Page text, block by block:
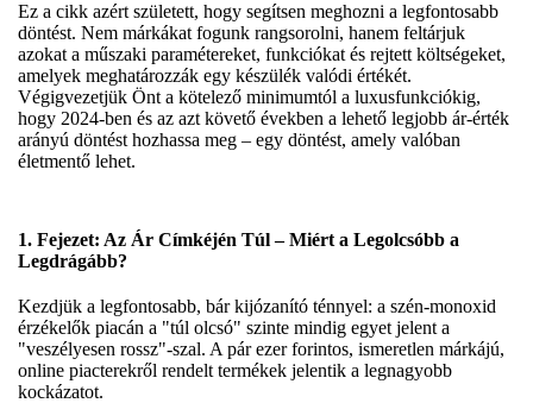
Ez a cikk azért született, hogy segítsen meghozni a legfontosabb
döntést. Nem márkákat fogunk rangsorolni, hanem feltárjuk
azokat a műszaki paramétereket, funkciókat és rejtett költségeket,
amelyek meghatározzák egy készülék valódi értékét.
Végigvezetjük Önt a kötelező minimumtól a luxusfunkciókig,
hogy 2024-ben és az azt követő években a lehető legjobb ár-érték
arányú döntést hozhassa meg – egy döntést, amely valóban
életmentő lehet.
1. Fejezet: Az Ár Címkéjén Túl – Miért a Legolcsóbb a
Legdrágább?
Kezdjük a legfontosabb, bár kijózanító ténnyel: a szén-monoxid
érzékelők piacán a "túl olcsó" szinte mindig egyet jelent a
"veszélyesen rossz"-szal. A pár ezer forintos, ismeretlen márkájú,
online piacterekről rendelt termékek jelentik a legnagyobb
kockázatot.